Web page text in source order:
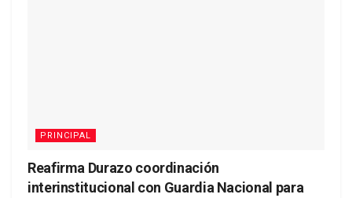
PRINCIPAL
Reafirma Durazo coordinación
interinstitucional con Guardia Nacional para